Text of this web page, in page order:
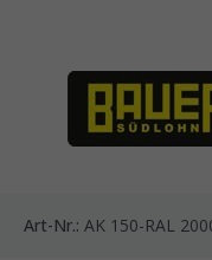
Art-Nr.: AK 150-RAL